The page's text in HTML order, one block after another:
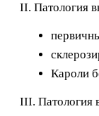
II. Патология
Кароли
III. Патология